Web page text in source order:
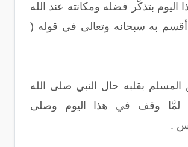
اليوم بتذكّر فضله ومكانته عند الله
به سبحانه وتعالى في قوله (
المسلم بقلبه حال النبي صلى الله
لمَّا وقف في هذا اليوم وصلى
.